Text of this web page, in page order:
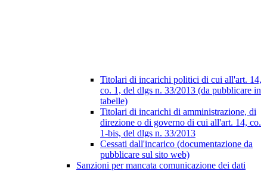
Titolari di incarichi politici di cui all'art. 14,
co. 1, del dlgs n. 33/2013 (da pubblicare in
tabelle)
Titolari di incarichi di amministrazione, di
direzione o di governo di cui all'art. 14, co.
1-bis, del dlgs n. 33/2013
Cessati dall'incarico (documentazione da
pubblicare sul sito web)
Sanzioni per mancata comunicazione dei dati